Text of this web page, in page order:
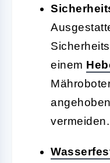
einem
vermeiden.